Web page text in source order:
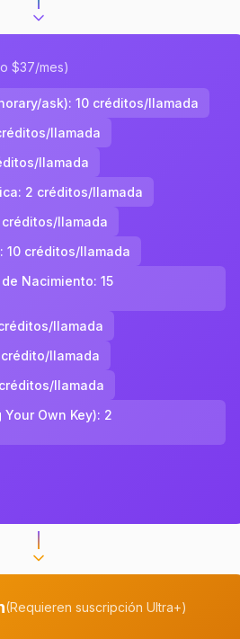
$37/mes)
ask): 10 créditos/llamada
llamada
llamada
: 2 créditos/llamada
créditos/llamada
: 10 créditos/llamada
Nacimiento: 15
llamada
crédito/llamada
créditos/llamada
Own Key): 2
(Requieren suscripción Ultra+)